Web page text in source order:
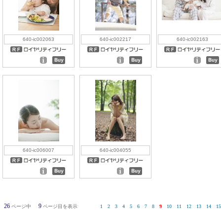
640-ic002063 640-ic002217 640-ic002163
640-ic006007 640-ic004055
26 ページ中 9 ページ目を表示 1 2 3 4 5 6 7 8 9 10 11 12 13 14 15